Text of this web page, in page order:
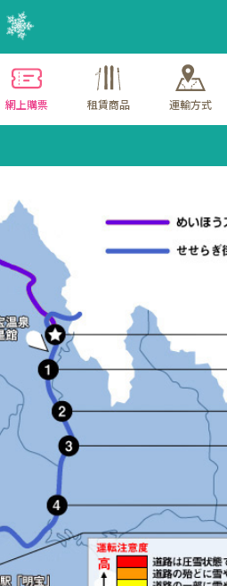
網上購票 租賃商品 運輸方式